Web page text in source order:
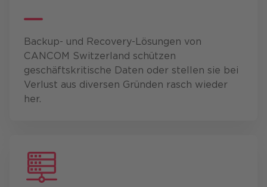
Backup- und Recovery-Lösungen von
CANCOM Switzerland schützen
geschäftskritische Daten oder stellen sie bei
Verlust aus diversen Gründen rasch wieder
her.